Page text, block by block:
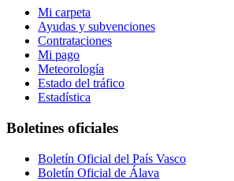
Mi carpeta
Ayudas y subvenciones
Contrataciones
Mi pago
Meteorología
Estado del tráfico
Estadística
Boletines oficiales
Boletín Oficial del País Vasco
Boletín Oficial de Álava